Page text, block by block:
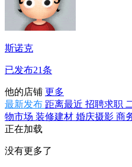
斯诺克
已发布21条
他的店铺 更多
最新发布 距离最近 招聘求职
物市场 装修建材 婚庆摄影 商
正在加载
没有更多了